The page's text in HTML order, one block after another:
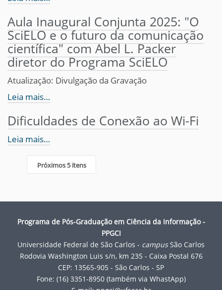
Aula Inaugural Conjunta 2025: "O
SciELO e o futuro da comunicação
científica" com Abel L. Packer
diretor do Programa SciELO
Atualização: Divulgação da Gravação
Leia mais…
Dificuldades de Conexão ao Wi-Fi
Leia mais…
Próximos 5 itens
Programa de Pós-Graduação em Ciência da Informação -
PPGCI
Universidade Federal de São Carlos - campusSão Carlos
Rodovia Washington Luis s/n, km 235 - Caixa Postal 676
CEP: 13565-905 - São Carlos - SP
Fone: (16) 3351-8950 (também via WhastApp)